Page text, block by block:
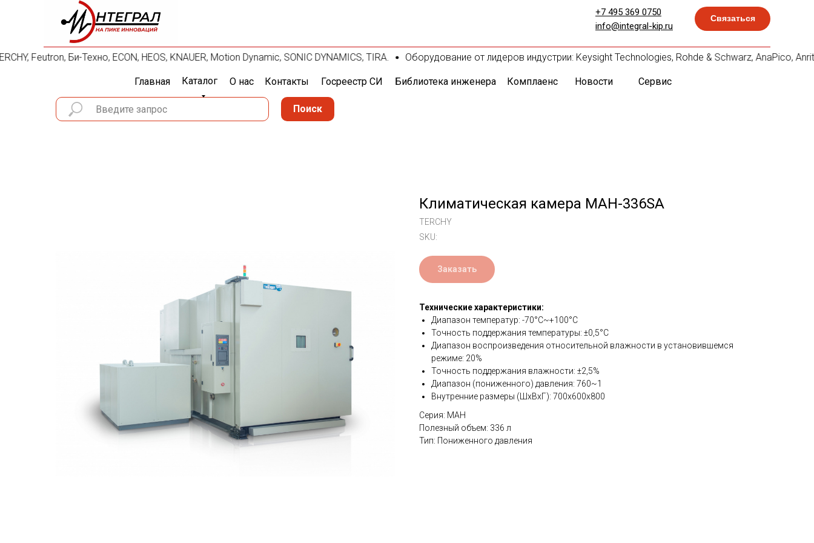
Связаться
+7 495 369 0750
info@integral-kip.ru
Feutron, Би-Техно, ECON, HEOS, KNAUER, Motion Dynamic, SONIC DYNAMICS, TIRA. Оборудование от лидеров индустрии: Keysight Technologies, Rohde & Schwarz, AnaPico,
Главная Каталог О нас Контакты Госреестр СИ Библиотека инженера Комплаенс Новости Сервис
Поиск
Климатическая камера MAH-336SA
TERCHY
SKU:
Заказать
Технические характеристики:
Диапазон температур: -70°C~+100°C
Точность поддержания температуры: ±0,5°C
Диапазон воспроизведения относительной влажности в установившемся
режиме: 20%
Точность поддержания влажности: ±2,5%
Диапазон (пониженного) давления: 760~1
Внутренние размеры (ШхВхГ): 700х600х800
Серия: MAH
Полезный объем: 336 л
Тип: Пониженного давления